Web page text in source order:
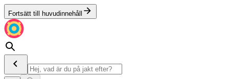
Fortsätt till huvudinnehåll